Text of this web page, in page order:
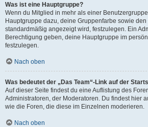
Was ist eine Hauptgruppe?
Wenn du Mitglied in mehr als einer
Hauptgruppe dazu, deine Gruppenfarbe sowie
standardmäßig angezeigt wird, festzulegen. Ein
Berechtigung geben, deine Hauptgruppe im
festzulegen.
Nach oben
Was bedeutet der „Das Team“-Link auf der
Auf dieser Seite findest du eine Auflistung des
Administratoren, der Moderatoren. Du findest hier
wie die Foren, die diese im Einzelnen moderieren.
Nach oben